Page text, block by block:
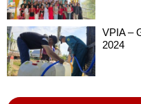
VPIA –
2024